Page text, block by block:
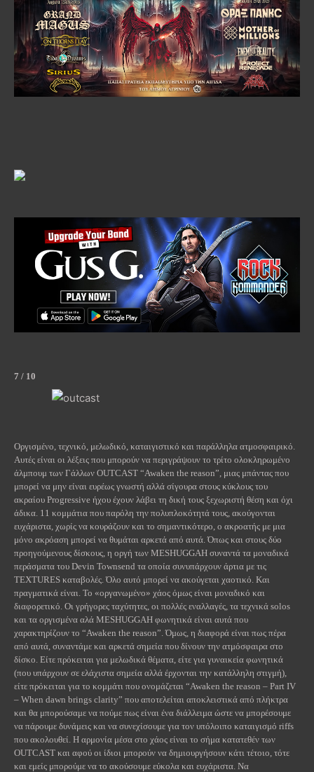
7 / 10
Οργισμένο, τεχνικό, μελωδικό, καταιγιστικό και παράλληλα ατμοσφαιρικό.
Αυτές είναι οι λέξεις που μπορούν να περιγράψουν το τρίτο ολοκληρωμένο
άλμπουμ των Γάλλων OUTCAST “Awaken the reason”, μιας μπάντας που
μπορεί να μην είναι ευρέως γνωστή αλλά σίγουρα στους κύκλους του
ακραίου Progressive ήχου έχουν λάβει τη δική τους ξεχωριστή θέση και όχι
άδικα. 11 κομμάτια που παρόλη την πολυπλοκότητά τους, ακούγονται
ευχάριστα, χωρίς να κουράζουν και το σημαντικότερο, ο ακροατής με μια
μόνο ακρόαση μπορεί να θυμάται αρκετά από αυτά. Όπως και στους δύο
προηγούμενους δίσκους, η οργή των MESHUGGAH συναντά τα μοναδικά
περάσματα του Devin Townsend τα οποία συνυπάρχουν άρτια με τις
TEXTURES καταβολές. Όλο αυτό μπορεί να ακούγεται χαοτικό. Και
πραγματικά είναι. Το «οργανωμένο» χάος όμως είναι μοναδικό και
διαφορετικό. Οι γρήγορες ταχύτητες, οι πολλές εναλλαγές, τα τεχνικά solos
και τα οργισμένα αλά MESHUGGAH φωνητικά είναι αυτά που
χαρακτηρίζουν το “Awaken the reason”. Όμως, η διαφορά είναι πως πέρα
από αυτά, συναντάμε και αρκετά σημεία που δίνουν την ατμόσφαιρα στο
δίσκο. Είτε πρόκειται για μελωδικά θέματα, είτε για γυναικεία φωνητικά
(που υπάρχουν σε ελάχιστα σημεία αλλά έρχονται την κατάλληλη στιγμή),
είτε πρόκειται για το κομμάτι που ονομάζεται “Awaken the reason – Part IV
– When dawn brings clarity” που αποτελείται αποκλειστικά από πλήκτρα
και θα μπορούσαμε να πούμε πως είναι ένα διάλλειμα ώστε να μπορέσουμε
να πάρουμε δυνάμεις και να συνεχίσουμε για τον υπόλοιπο καταιγισμό riffs
που ακολουθεί. Η αρμονία μέσα στο χάος είναι το σήμα κατατεθέν των
OUTCAST και αφού οι ίδιοι μπορούν να δημιουργήσουν κάτι τέτοιο, τότε
και εμείς μπορούμε να το ακούσουμε εύκολα και ευχάριστα. Να